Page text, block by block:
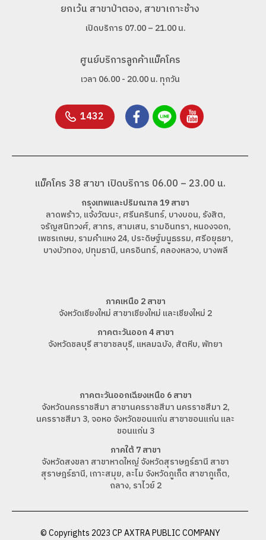
ยกเว้น สาขาป่าตอง, สาขาเกาะช้าง
เปิดบริการ 07.00 – 21.00 น.
ศูนย์บริการลูกค้าแม็คโคร
เวลา 06.00 - 20.00 น. ทุกวัน
1432
แม็คโคร 38 สาขา เปิดบริการ 06.00 – 23.00 น.
กรุงเทพและปริมณฑล 19 สาขา
ลาดพร้าว, แจ้งวัฒนะ, ศรีนครินทร์, บางบอน, รังสิต,
จรัญสนิทวงศ์, สาทร, สามเสน, รามอินทรา, หนองจอก,
เพชรเกษม, รามคำแหง 24, ประดิษฐ์มนูธรรม, ศรีอยุธยา,
บางบัวทอง, ปทุมธานี, นครอินทร์, คลองหลวง, บางพลี
ภาคเหนือ 2 สาขา
จังหวัดเชียงใหม่ สาขาเชียงใหม่ และเชียงใหม่ 2
ภาคตะวันออก 4 สาขา
จังหวัดชลบุรี สาขาชลบุรี, แหลมฉบัง, สัตหีบ, พัทยา
ภาคตะวันออกเฉียงเหนือ 6 สาขา
จังหวัดนครราชสีมา สาขานครราชสีมา นครราชสีมา 2,
นครราชสีมา 3, จอหอ จังหวัดขอนแก่น สาขาขอนแก่น และ
ขอนแก่น 3
ภาคใต้ 7 สาขา
จังหวัดสงขลา สาขาหาดใหญ่ จังหวัดสุราษฎร์ธานี สาขา
สุราษฎร์ธานี, เกาะสมุย, ละไม จังหวัดภูเก็ต สาขาภูเก็ต,
ถลาง, ราไวย์ 2
© Copyrights 2023 CP AXTRA PUBLIC COMPANY